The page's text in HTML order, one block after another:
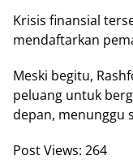
Krisis finansial
mendaftarkan
Meski begitu,
peluang untuk
depan, menunggu
Post Views: 264